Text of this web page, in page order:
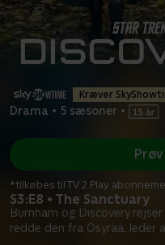
Kræver
Drama • 5 sæsoner •
S3:E8 • The Sanctuary
Burnham og Discovery
redde den fra Osyraa, leder
*tilkøbes til TV 2 Play